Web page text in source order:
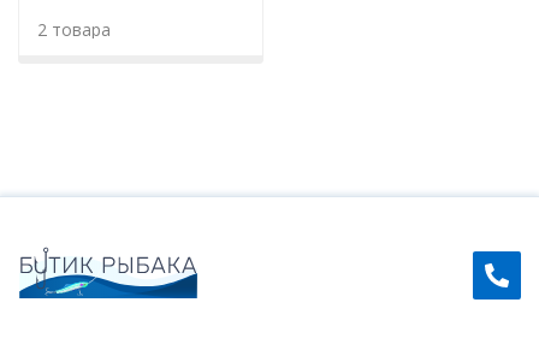
2 товара